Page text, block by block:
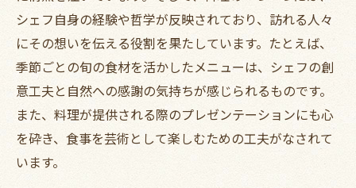
シェフ自身の経験や哲学が反映されており、訪れる人々
にその想いを伝える役割を果たしています。たとえば、
季節ごとの旬の食材を活かしたメニューは、シェフの創
意工夫と自然への感謝の気持ちが感じられるものです。
また、料理が提供される際のプレゼンテーションにも心
を砕き、食事を芸術として楽しむための工夫がなされて
います。